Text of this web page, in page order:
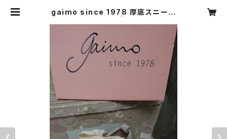
gaimo since 1978 厚底スニーカ